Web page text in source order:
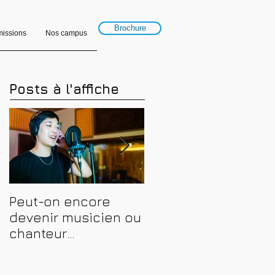
Nos campus
Brochure
Posts à l'affiche
Peut-on encore
devenir musicien ou
chanteur